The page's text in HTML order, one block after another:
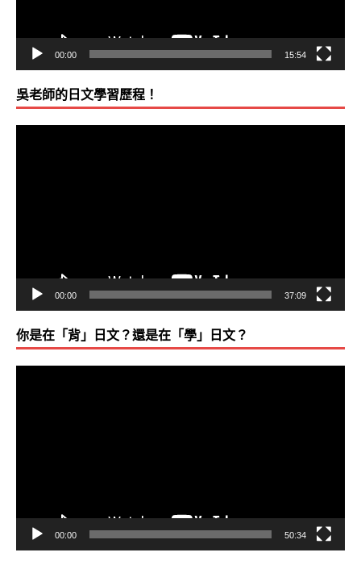
00:00 15:54
吳老師的日文學習歷程！
00:00 37:09
你是在「背」日文？還是在「學」日文？
00:00 50:34